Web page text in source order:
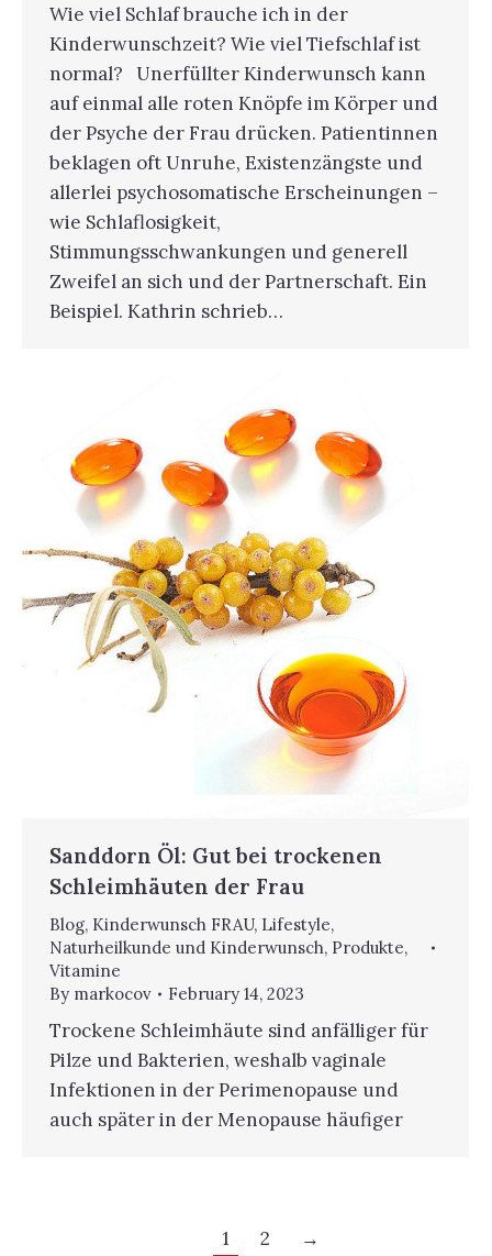
Wie viel Schlaf brauche ich in der
Kinderwunschzeit? Wie viel Tiefschlaf ist
normal? Unerfüllter Kinderwunsch kann
auf einmal alle roten Knöpfe im Körper und
der Psyche der Frau drücken. Patientinnen
beklagen oft Unruhe, Existenzängste und
allerlei psychosomatische Erscheinungen –
wie Schlaflosigkeit,
Stimmungsschwankungen und generell
Zweifel an sich und der Partnerschaft. Ein
Beispiel. Kathrin schrieb…
Sanddorn Öl: Gut bei trockenen
Schleimhäuten der Frau
Blog, Kinderwunsch FRAU, Lifestyle,
Naturheilkunde und Kinderwunsch, Produkte,
Vitamine
By markocov February 14, 2023
Trockene Schleimhäute sind anfälliger für
Pilze und Bakterien, weshalb vaginale
Infektionen in der Perimenopause und
auch später in der Menopause häufiger
1 2 →